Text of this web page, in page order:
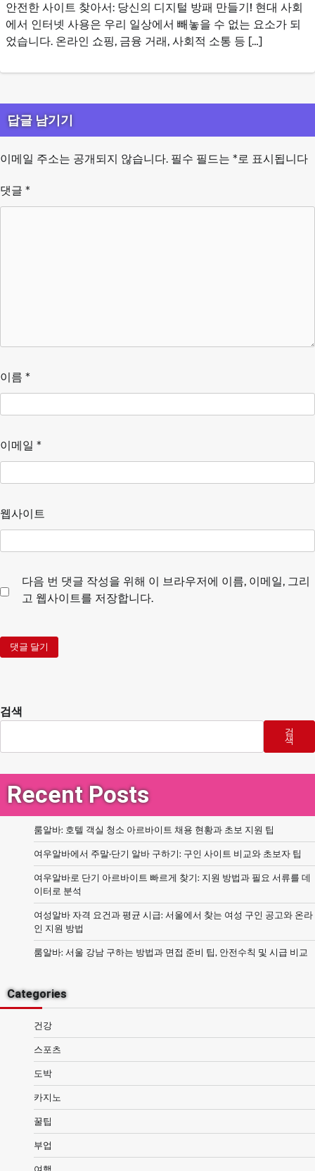
안전한 사이트 찾아서: 당신의 디지털 방패 만들기! 현대 사회
에서 인터넷 사용은 우리 일상에서 빼놓을 수 없는 요소가 되
었습니다. 온라인 쇼핑, 금융 거래, 사회적 소통 등 […]
답글 남기기
이메일 주소는 공개되지 않습니다. 필수 필드는 *로 표시됩니다
댓글 *
이름 *
이메일 *
웹사이트
다음 번 댓글 작성을 위해 이 브라우저에 이름, 이메일, 그리
고 웹사이트를 저장합니다.
검색
검
색
Recent Posts
룸알바: 호텔 객실 청소 아르바이트 채용 현황과 초보 지원 팁
여우알바에서 주말·단기 알바 구하기: 구인 사이트 비교와 초보자 팁
여우알바로 단기 아르바이트 빠르게 찾기: 지원 방법과 필요 서류를 데
이터로 분석
여성알바 자격 요건과 평균 시급: 서울에서 찾는 여성 구인 공고와 온라
인 지원 방법
룸알바: 서울 강남 구하는 방법과 면접 준비 팁, 안전수칙 및 시급 비교
Categories
건강
스포츠
도박
카지노
꿀팁
부업